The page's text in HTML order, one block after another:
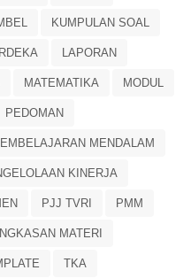
KUMPULAN SOAL
LAPORAN
MATEMATIKA MODUL
PEDOMAN
MENDALAM
KINERJA
PJJ TVRI PMM
MATERI
TKA